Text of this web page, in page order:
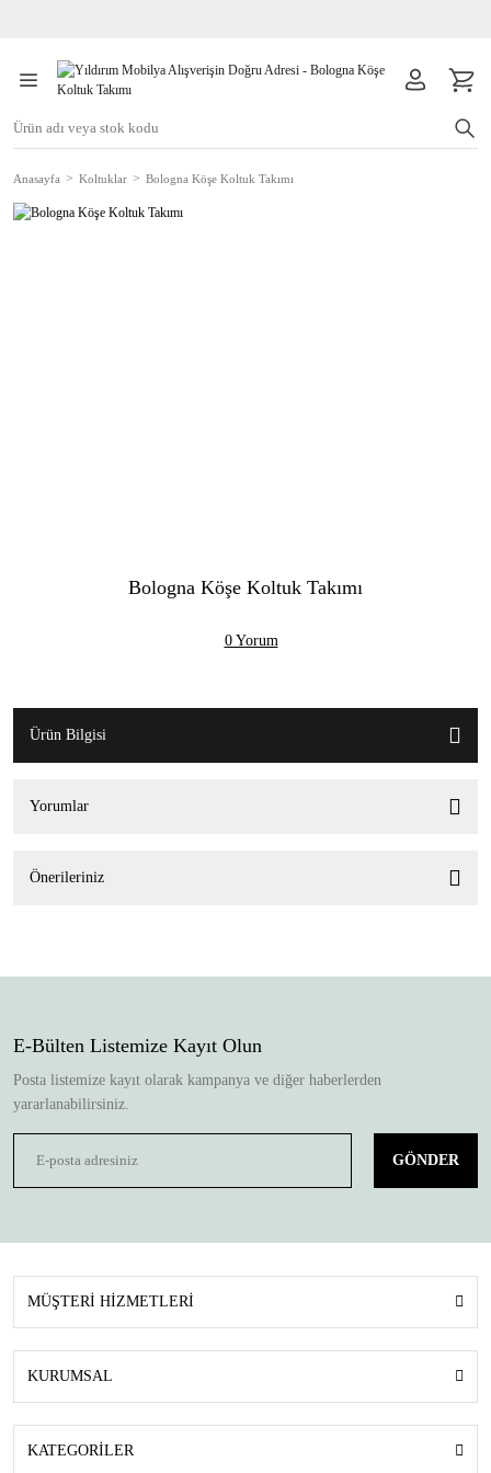
Anasayfa Koltuklar Bologna Köşe Koltuk Takımı
Bologna Köşe Koltuk Takımı
0 Yorum
Ürün Bilgisi
Yorumlar
Önerileriniz
E-Bülten Listemize Kayıt Olun
Posta listemize kayıt olarak kampanya ve diğer haberlerden
yararlanabilirsiniz.
GÖNDER
MÜŞTERİ HİZMETLERİ
KURUMSAL
KATEGORİLER